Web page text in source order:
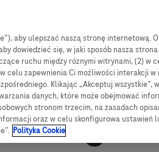
Blog Obsługa i pomoc
pytania Obsługa nakłuwacza
aby ulepszać naszą stronę internetową.
dowiedzieć się, w jaki sposób nasza strona
ruchu między róznymi witrynami, (2) w
celu zapewnienia Ci możliwości interakcji w
Klikając „Akceptuj wszystkie”,
danych, które może obejmować
stronom trzecim, na zasadach
oraz w celu skonfigurowa ustawień
Polityka Cookie